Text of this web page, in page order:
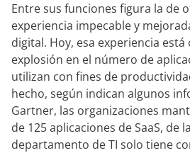
Entre sus funciones figura la de
experiencia impecable y
digital. Hoy, esa experiencia
explosión en el número de
utilizan con fines de
hecho, según indican algunos
Gartner, las organizaciones
de 125 aplicaciones de SaaS, de
departamento de TI solo tiene